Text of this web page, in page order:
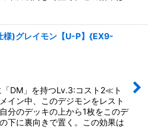
)グレイモン【U-P】{EX9-
「DM」を持つLv.3:コスト2≪ト
イン中、このデジモンをレスト
分のデッキの上から1枚をこのデ
下に裏向きで置く。この効果は